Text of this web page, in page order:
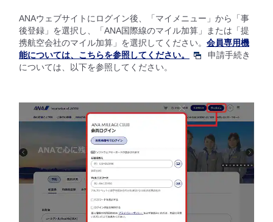
ANAウェブサイトにログイン後、「マイメニュー」から「事
後登録」を選択し、「ANA国際線のマイル加算」または「提
携航空会社のマイル加算」を選択してください。 会員専用機
能については、こちらを参照してください。
申請手続き
については、以下を参照してください。